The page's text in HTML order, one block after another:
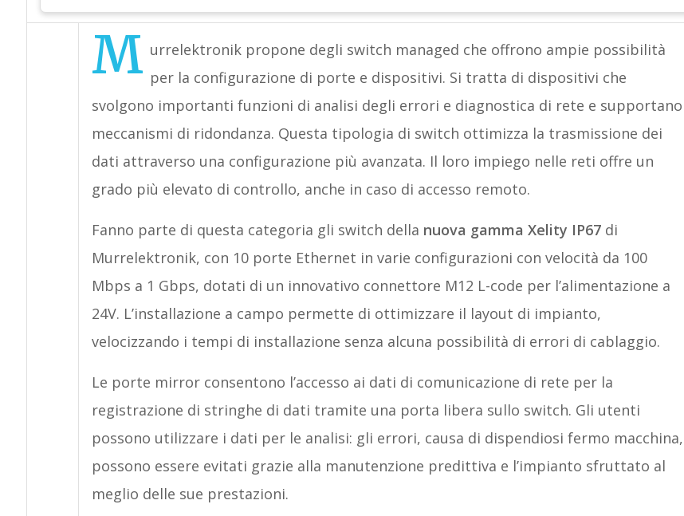
M urrelektronik propone degli switch managed che offrono ampie possibilità
per la configurazione di porte e dispositivi. Si tratta di dispositivi che
svolgono importanti funzioni di analisi degli errori e diagnostica di rete e supportano
meccanismi di ridondanza. Questa tipologia di switch ottimizza la trasmissione dei
dati attraverso una configurazione più avanzata. Il loro impiego nelle reti offre un
grado più elevato di controllo, anche in caso di accesso remoto.
Fanno parte di questa categoria gli switch della nuova gamma Xelity IP67di
Murrelektronik, con 10 porte Ethernet in varie configurazioni con velocità da 100
Mbps a 1 Gbps, dotati di un innovativo connettore M12 L-code per l’alimentazione a
24V. L’installazione a campo permette di ottimizzare il layout di impianto,
velocizzando i tempi di installazione senza alcuna possibilità di errori di cablaggio.
Le porte mirror consentono l’accesso ai dati di comunicazione di rete per la
registrazione di stringhe di dati tramite una porta libera sullo switch. Gli utenti
possono utilizzare i dati per le analisi: gli errori, causa di dispendiosi fermo macchina,
possono essere evitati grazie alla manutenzione predittiva e l’impianto sfruttato al
meglio delle sue prestazioni.